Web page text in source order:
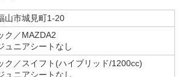
山市城見町1-20
ク／MAZDA2
ュニアシートなし
ク／スイフト(ハイブリッド/1200cc)
ュニアシートなし